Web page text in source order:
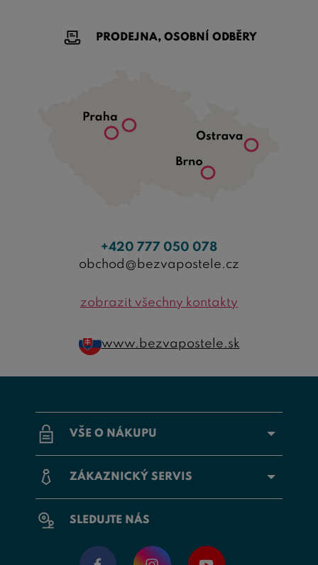
VŠE O NÁKUPU
ZÁKAZNICKÝ SERVIS
SLEDUJTE NÁS
PRODEJNA, OSOBNÍ ODBĚRY
+420 777 050 078
obchod@bezvapostele.cz
zobrazit všechny kontakty
www.bezvapostele.sk